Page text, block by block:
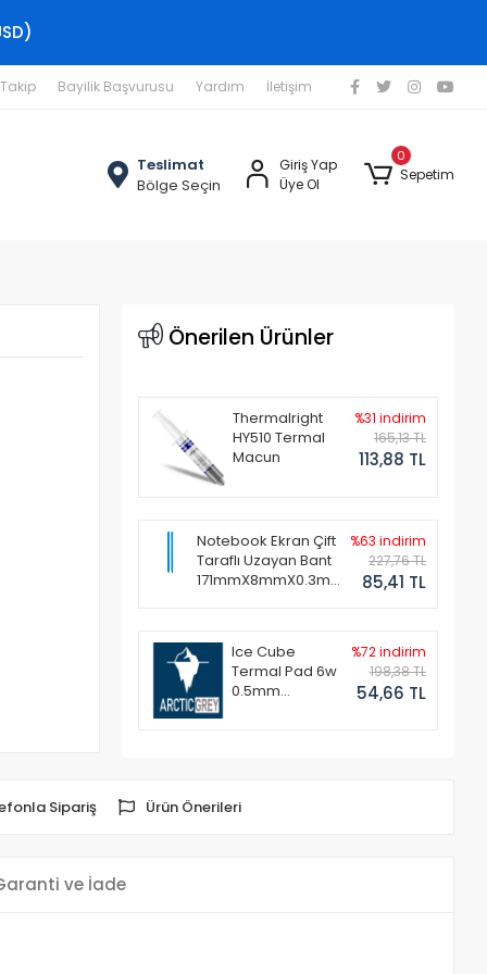
Bayilik Başvurusu Yardım İletişim
Teslimat
Bölge Seçin
Giriş Yap
Üye Ol
0
Sepetim
Önerilen Ürünler
Thermalright
HY510 Termal
Macun
%31 indirim
165,13 TL
113,88 TL
Notebook Ekran Çift
Taraflı Uzayan Bant
171mmX8mmX0.3mm
%63 indirim
227,76 TL
85,41 TL
Ice Cube
Termal Pad 6w
0.5mm
%72 indirim
198,38 TL
54,66 TL
Sipariş Ürün Önerileri
ve İade